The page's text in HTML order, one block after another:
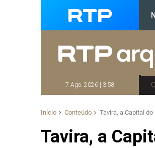
7 Ago. 2026 | 3:58
Início Conteúdo Tavira, a Capital do
Tavira, a